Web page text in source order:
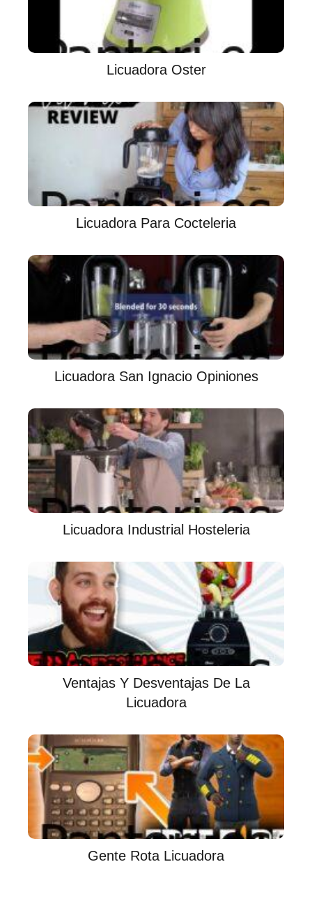
Licuadora Oster
Licuadora Para Cocteleria
Licuadora San Ignacio Opiniones
Licuadora Industrial Hosteleria
Ventajas Y Desventajas De La
Licuadora
Gente Rota Licuadora